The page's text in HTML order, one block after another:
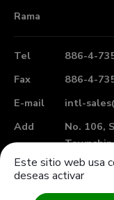
Rama
Tel
886-4-
Fax
886-4-
E-mail
intl-
Add
No. 106,
Este sitio web usa
deseas activar